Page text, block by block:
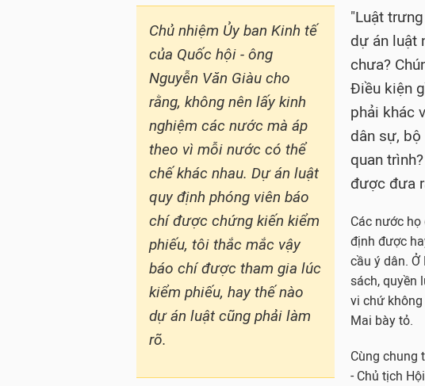
Chủ nhiệm Ủy ban Kinh tế
của Quốc hội - ông
Nguyễn Văn Giàu cho
rằng, không nên lấy kinh
nghiệm các nước mà áp
theo vì mỗi nước có thể
chế khác nhau. Dự án luật
quy định phóng viên báo
chí được chứng kiến kiểm
phiếu, tôi thắc mắc vậy
báo chí được tham gia lúc
kiểm phiếu, hay thế nào
dự án luật cũng phải làm
rõ.
"Luật
dự án luật
chưa?
Điều kiện
phải khác
dân sự,
quan
được đưa
Các nước
định được
cầu ý dân.
sách, quyền
vi chứ
Mai bày tỏ.
Cùng chung
- Chủ tịch